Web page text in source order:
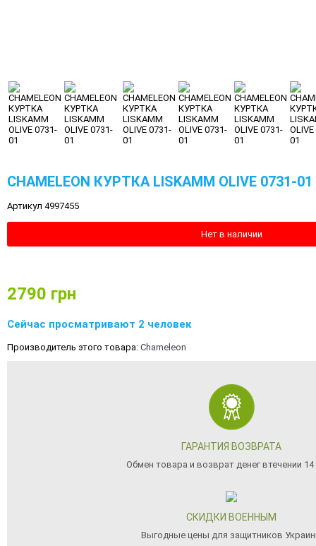
CHAMELEON КУРТКА LISKAMM OLIVE 0731-01
Артикул 4997455
Нет в наличии
2790 грн
Сейчас просматривают 2 человек
Производитель этого товара: Chameleon
ГАРАНТИЯ ВОЗВРАТА
Обмен товара и возврат денег втечении 14
СКИДКИ ВОЕННЫМ
Выгодные цены для защитников